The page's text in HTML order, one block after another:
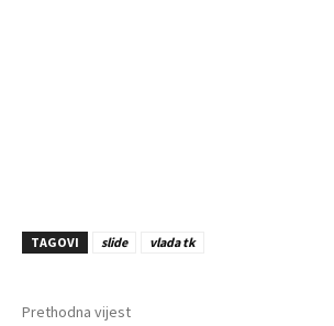
TAGOVI slide vlada tk
Prethodna vijest